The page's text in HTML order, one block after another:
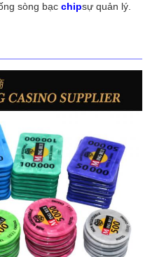
sòng bạc chipsự quản lý.